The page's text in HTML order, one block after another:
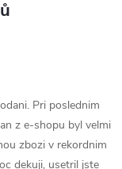
Pri poslednim
z e-shopu byl velmi
zbozi v rekordnim
dekuji, usetril jste